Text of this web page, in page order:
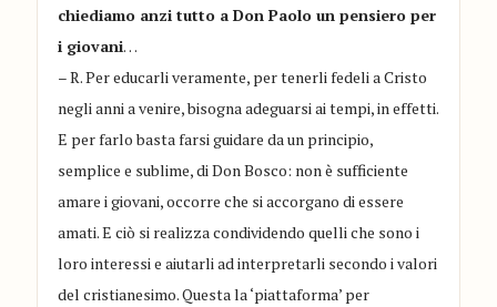
chiediamo anzi tutto a Don Paolo un pensiero per
i giovani…
– R. Per educarli veramente, per tenerli fedeli a Cristo
negli anni a venire, bisogna adeguarsi ai tempi, in effetti.
E per farlo basta farsi guidare da un principio,
semplice e sublime, di Don Bosco: non è sufficiente
amare i giovani, occorre che si accorgano di essere
amati. E ciò si realizza condividendo quelli che sono i
loro interessi e aiutarli ad interpretarli secondo i valori
del cristianesimo. Questa la ‘piattaforma’ per